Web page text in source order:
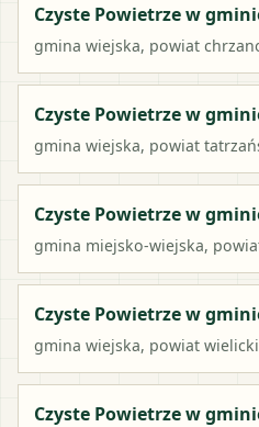
Czyste Powietrze w
gmina wiejska, powiat
Czyste Powietrze w
gmina wiejska, powiat
Czyste Powietrze w
gmina miejsko-wiejska,
Czyste Powietrze w
gmina wiejska, powiat wielicki
Czyste Powietrze w